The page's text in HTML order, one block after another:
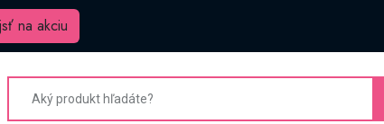
na akciu